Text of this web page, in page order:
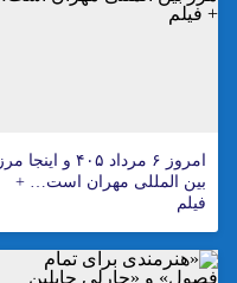
امروز ۶ مرداد ۴۰۵ و اینجا مرز
بین المللی مهران است… +
فیلم